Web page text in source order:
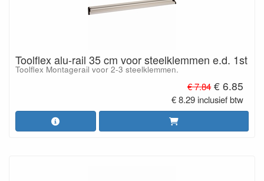
Toolflex alu-rail 35 cm voor steelklemmen e.d. 1st
Toolflex Montagerail voor 2-3 steelklemmen.
€ 7.84 € 6.85
€ 8.29 inclusief btw